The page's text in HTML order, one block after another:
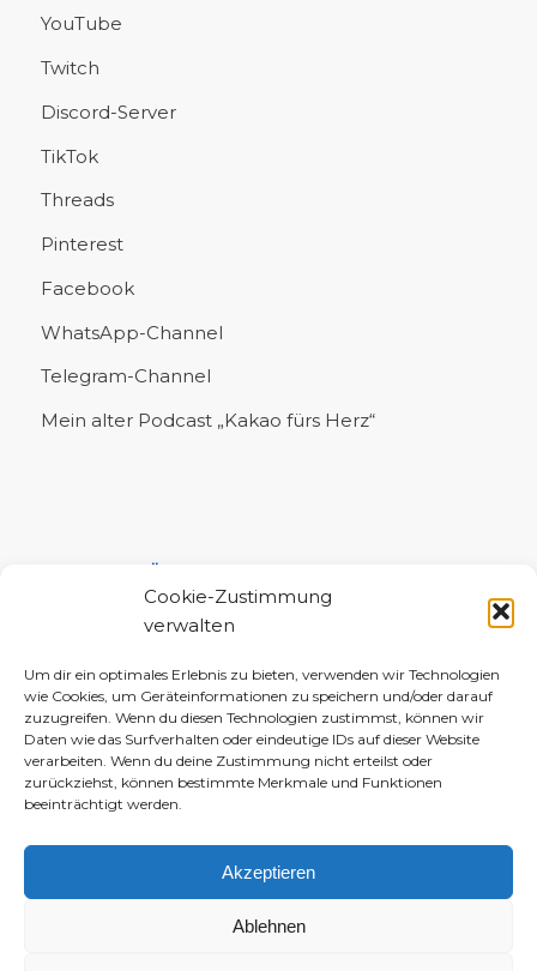
Cookie-Zustimmung
verwalten
Um dir ein optimales Erlebnis zu bieten, verwenden wir Technologien
wie Cookies, um Geräteinformationen zu speichern und/oder darauf
zuzugreifen. Wenn du diesen Technologien zustimmst, können wir
Daten wie das Surfverhalten oder eindeutige IDs auf dieser Website
verarbeiten. Wenn du deine Zustimmung nicht erteilst oder
zurückziehst, können bestimmte Merkmale und Funktionen
beeinträchtigt werden.
Akzeptieren
Ablehnen
YouTube
Twitch
Discord-Server
TikTok
Threads
Pinterest
Facebook
WhatsApp-Channel
Telegram-Channel
Mein alter Podcast „Kakao fürs Herz“